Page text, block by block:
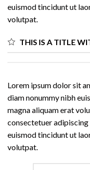
euismod tincidunt ut
volutpat.
THIS IS A TITLE
Lorem ipsum dolor sit
diam nonummy nibh
magna aliquam erat
consectetuer
euismod tincidunt ut
volutpat.